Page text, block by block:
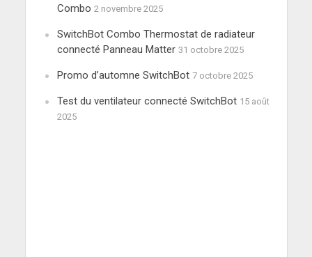
Combo 2 novembre 2025
SwitchBot Combo Thermostat de radiateur
connecté Panneau Matter 31 octobre 2025
Promo d’automne SwitchBot 7 octobre 2025
Test du ventilateur connecté SwitchBot 15 août
2025